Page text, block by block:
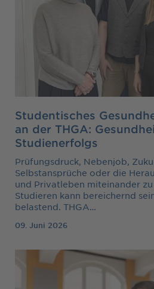
Studentisches
an der THGA:
Studienerfolgs
Prüfungsdruck, Nebenjob,
Selbstansprüche oder die
und Privatleben miteinander
Studieren kann bereichernd
belastend. THGA…
09. Juni 2026